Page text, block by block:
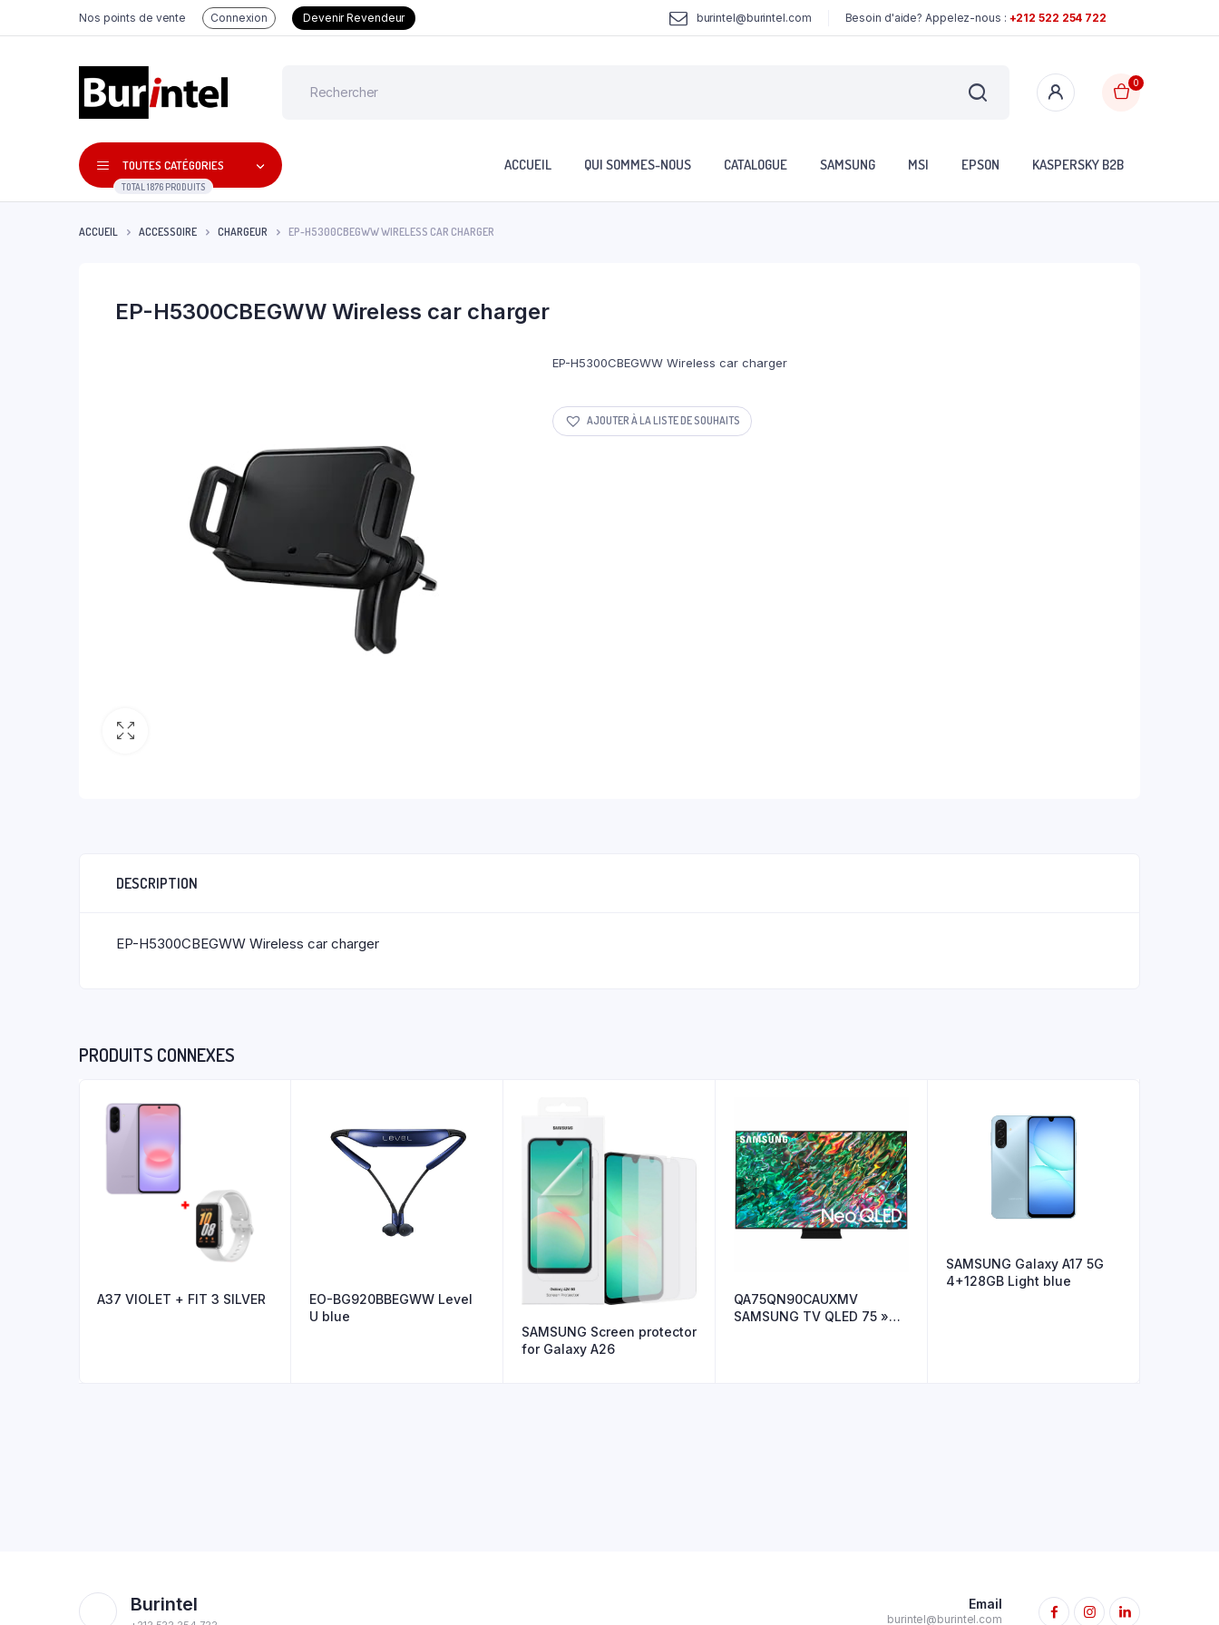
Nos points de vente Connexion Devenir Revendeur burintel@burintel.com Besoin d'aide? Appelez-nous : +212 522 254 722
0
TOUTES CATÉGORIES
TOTAL 1876 PRODUITS
ACCUEIL QUI SOMMES-NOUS CATALOGUE SAMSUNG MSI EPSON KASPERSKY B2B
ACCUEIL ACCESSOIRE CHARGEUR EP-H5300CBEGWW WIRELESS CAR CHARGER
EP-H5300CBEGWW Wireless car charger
EP-H5300CBEGWW Wireless car charger
AJOUTER À LA LISTE DE SOUHAITS
DESCRIPTION
EP-H5300CBEGWW Wireless car charger
PRODUITS CONNEXES
A37 VIOLET + FIT 3 SILVER
EO-BG920BBEGWW Level
U blue
SAMSUNG Screen protector
for Galaxy A26
QA75QN90CAUXMV
SAMSUNG TV QLED 75 »
SAMSUNG Galaxy A17 5G
4+128GB Light blue
Burintel Email
burintel@burintel.com